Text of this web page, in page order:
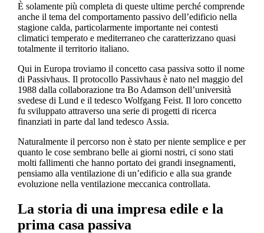
È solamente più completa di queste ultime perché comprende
anche il tema del comportamento passivo dell’edificio nella
stagione calda, particolarmente importante nei contesti
climatici temperato e mediterraneo che caratterizzano quasi
totalmente il territorio italiano.
Qui in Europa troviamo il concetto casa passiva sotto il nome
di Passivhaus. Il protocollo Passivhaus è nato nel maggio del
1988 dalla collaborazione tra Bo Adamson dell’università
svedese di Lund e il tedesco Wolfgang Feist. Il loro concetto
fu sviluppato attraverso una serie di progetti di ricerca
finanziati in parte dal land tedesco Assia.
Naturalmente il percorso non è stato per niente semplice e per
quanto le cose sembrano belle ai giorni nostri, ci sono stati
molti fallimenti che hanno portato dei grandi insegnamenti,
pensiamo alla ventilazione di un’edificio e alla sua grande
evoluzione nella ventilazione meccanica controllata.
La storia di una impresa edile e la
prima casa passiva